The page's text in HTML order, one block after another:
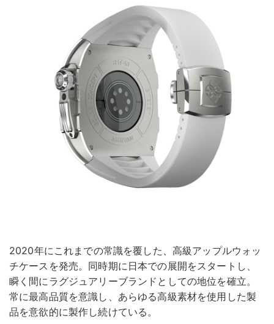
2020年にこれまでの常識を覆した、高級アップルウォッ
チケースを発売。同時期に日本での展開をスタートし、
瞬く間にラグジュアリーブランドとしての地位を確立。
常に最高品質を意識し、あらゆる高級素材を使用した製
品を意欲的に製作し続けている。